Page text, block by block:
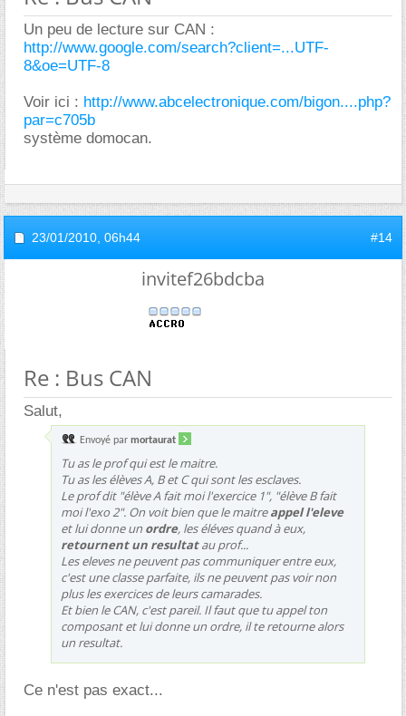
Un peu de lecture sur CAN :
http://www.google.com/search?client=...UTF-
8&oe=UTF-8
Voir ici : http://www.abcelectronique.com/bigon....php?
par=c705b
système domocan.
23/01/2010, 06h44 #14
invitef26bdcba
Re : Bus CAN
Salut,
Envoyé par mortaurat
Tu as le prof qui est le maitre.
Tu as les élèves A, B et C qui sont les esclaves.
Le prof dit "élève A fait moi l'exercice 1", "élève B fait
moi l'exo 2". On voit bien que le maitreappel l'eleve
et lui donne un ordre, les éléves quand à eux,
retournent un resultatau prof...
Les eleves ne peuvent pas communiquer entre eux,
c'est une classe parfaite, ils ne peuvent pas voir non
plus les exercices de leurs camarades.
Et bien le CAN, c'est pareil. Il faut que tu appel ton
composant et lui donne un ordre, il te retourne alors
un resultat.
Ce n'est pas exact...